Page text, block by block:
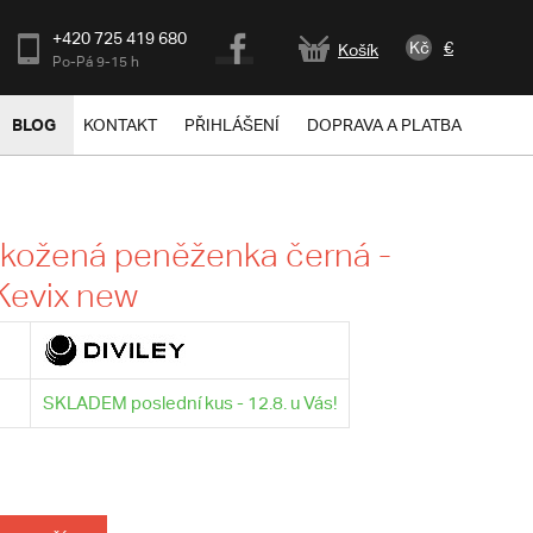
+420 725 419 680
Po-Pá 9-15 h
Košík Kč €
BLOG KONTAKT PŘIHLÁŠENÍ DOPRAVA A PLATBA
peněženka černá -
new
SKLADEM poslední kus - 12.8. u Vás!